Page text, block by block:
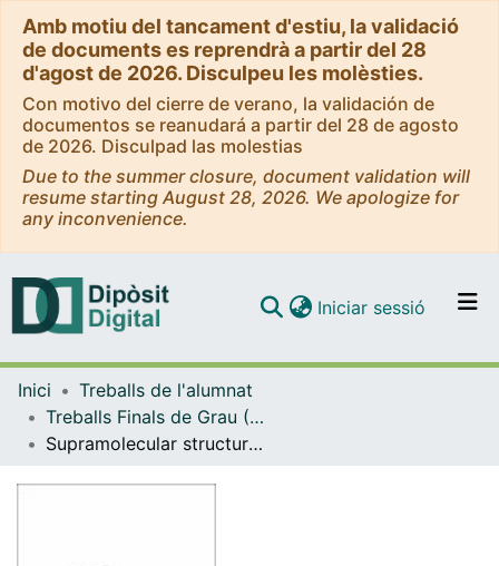
Amb motiu del tancament d'estiu, la validació
de documents es reprendrà a partir del 28
d'agost de 2026. Disculpeu les molèsties.
Con motivo del cierre de verano, la validación de
documentos se reanudará a partir del 28 de agosto
de 2026. Disculpad las molestias
Due to the summer closure, document validation will
resume starting August 28, 2026. We apologize for
any inconvenience.
Navega per tot el DD
Iniciar sessió (current)
Inici
Treballs de l'alumnat
Treballs Finals de Grau (TFG) - Química
Supramolecular structures with luminescent properties. Molecular recognition studies